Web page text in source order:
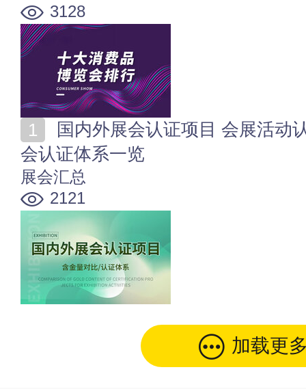
3128
会认证体系一览
展会汇总
2121
加载更